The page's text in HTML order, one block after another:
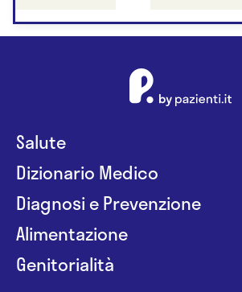
Salute
Dizionario Medico
Diagnosi e Prevenzione
Alimentazione
Genitorialità